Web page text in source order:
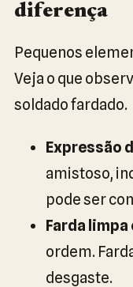
diferença
Pequenos
Veja o que
soldado fardado.
Expressão
amistoso,
pode ser
Farda limpa
ordem.
desgaste.